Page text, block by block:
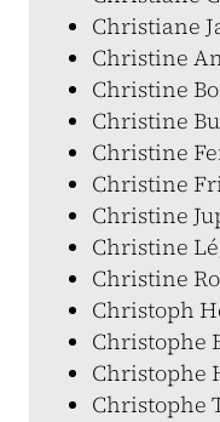
Christiane
Christine
Christine
Christine
Christine
Christine
Christine
Christine
Christine
Christoph
Christophe
Christophe
Christophe